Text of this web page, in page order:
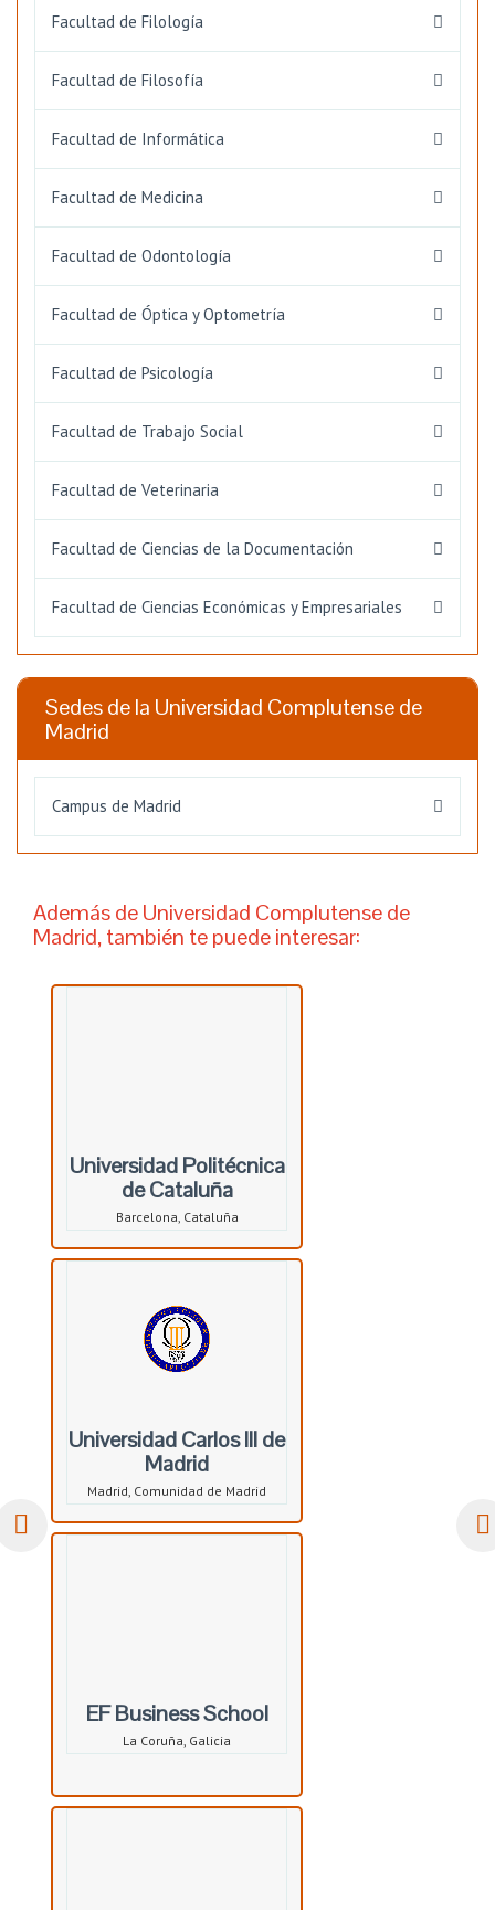
Facultad de Filología
Facultad de Filosofía
Facultad de Informática
Facultad de Medicina
Facultad de Odontología
Facultad de Óptica y Optometría
Facultad de Psicología
Facultad de Trabajo Social
Facultad de Veterinaria
Facultad de Ciencias de la Documentación
Facultad de Ciencias Económicas y Empresariales
Sedes de la Universidad Complutense de
Madrid
Campus de Madrid
Además de Universidad Complutense de
Madrid, también te puede interesar:
Universidad Politécnica
de Cataluña
Barcelona, Cataluña
Universidad Carlos III de
Madrid
Madrid, Comunidad de Madrid
EF Business School
La Coruña, Galicia